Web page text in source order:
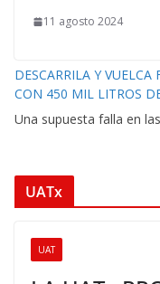
11 agosto 2024
DESCARRILA Y
CON 450 MIL LITROS
Una supuesta falla en
UATx
UAT